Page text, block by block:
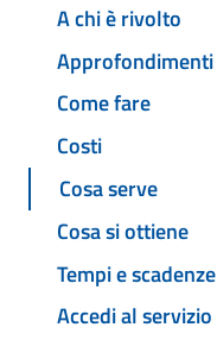
A chi è rivolto
Approfondimenti
Come fare
Costi
Cosa serve
Cosa si ottiene
Tempi e scadenze
Accedi al servizio